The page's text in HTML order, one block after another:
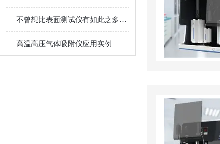
不曾想比表面测试仪有如此之多的功能
高温高压气体吸附仪应用实例